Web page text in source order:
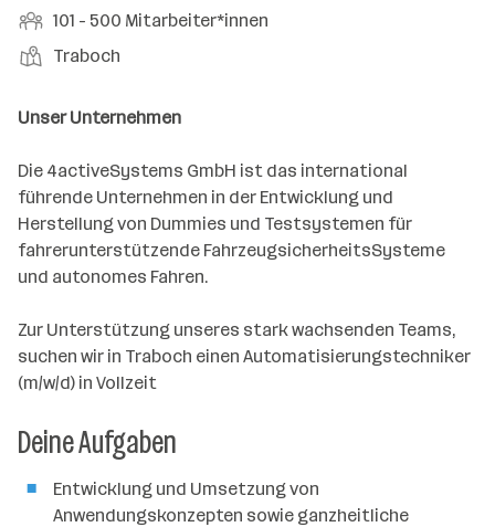
t
b
n
d
e
t
f
l
e
e
S
l
e
n
r
e
t
e
b
e
r
M
i
t
r
e
i
t
e
r
i
n
n
n
n
101 - 500 Mitarbeiter*innen
S
a
d
o
r
t
e
Traboch
Unser Unternehmen
Die 4activeSystems GmbH ist das international
führende Unternehmen in der Entwicklung und
Herstellung von Dummies und Testsystemen für
fahrerunterstützende FahrzeugsicherheitsSysteme
und autonomes Fahren.
Zur Unterstützung unseres stark wachsenden Teams,
suchen wir in Traboch einen Automatisierungstechniker
(m/w/d) in Vollzeit
Deine Aufgaben
Entwicklung und Umsetzung von
Anwendungskonzepten sowie ganzheitliche